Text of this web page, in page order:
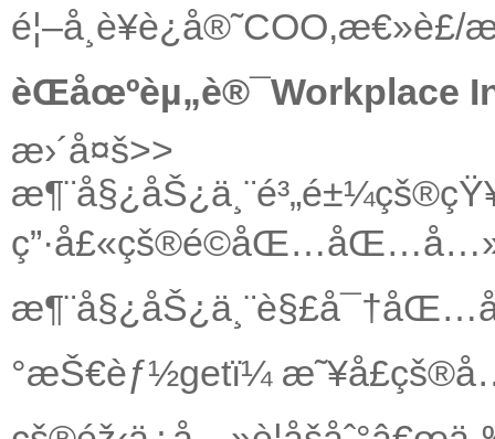
é¦–å¸­è¥è¿å®˜COO,æ€»è£/
èŒåœºèµ„è®¯Workplace
æ›´å¤š>>
°æŠ€èƒ½getï¼